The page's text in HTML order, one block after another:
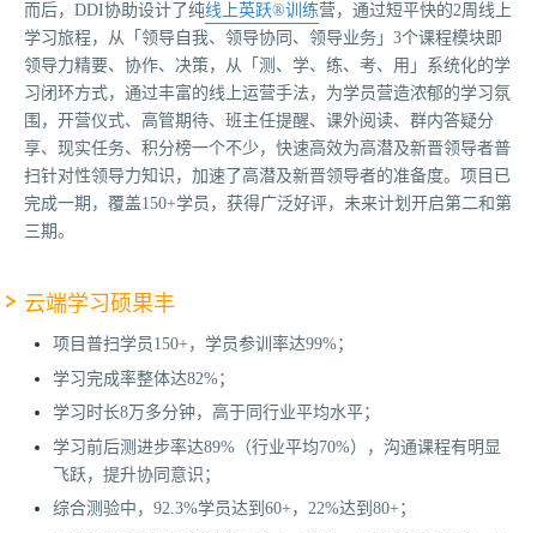
而后，DDI协助设计了纯线上英跃®训练营，通过短平快的2周线上
学习旅程，从「领导自我、领导协同、领导业务」3个课程模块即
领导力精要、协作、决策，从「测、学、练、考、用」系统化的学
习闭环方式，通过丰富的线上运营手法，为学员营造浓郁的学习氛
围，开营仪式、高管期待、班主任提醒、课外阅读、群内答疑分
享、现实任务、积分榜一个不少，快速高效为高潜及新晋领导者普
扫针对性领导力知识，加速了高潜及新晋领导者的准备度。项目已
完成一期，覆盖150+学员，获得广泛好评，未来计划开启第二和第
三期。
云端学习硕果丰
项目普扫学员150+，学员参训率达99%；
学习完成率整体达82%；
学习时长8万多分钟，高于同行业平均水平；
学习前后测进步率达89%（行业平均70%），沟通课程有明显
飞跃，提升协同意识；
综合测验中，92.3%学员达到60+，22%达到80+；